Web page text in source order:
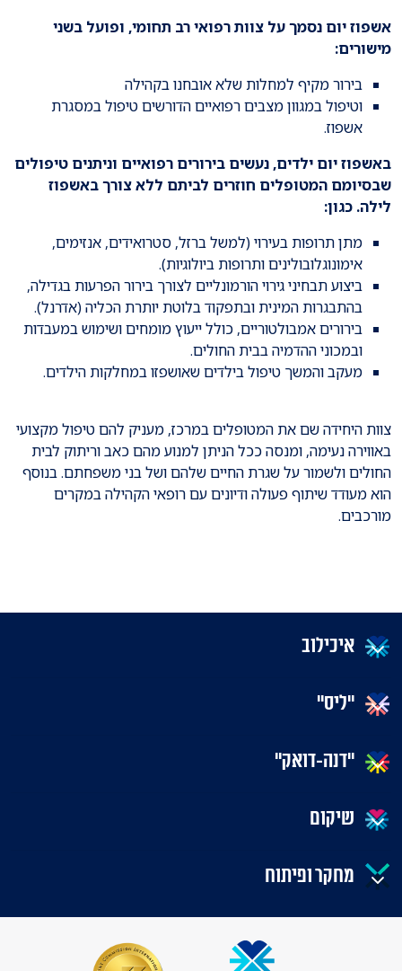
אשפוז יום נסמך על צוות רפואי רב תחומי, ופועל בשני
מישורים:
בירור מקיף למחלות שלא אובחנו בקהילה
וטיפול במגוון מצבים רפואיים הדורשים טיפול במסגרת
אשפוז.
באשפוז יום ילדים, נעשים בירורים רפואיים וניתנים טיפולים
שבסיומם המטופלים חוזרים לביתם ללא צורך באשפוז
לילה. כגון:
מתן תרופות בעירוי (למשל ברזל, סטרואידים, אנזימים,
אימונוגלובולינים ותרופות ביולוגיות).
ביצוע תבחיני גירוי הורמונליים לצורך בירור הפרעות בגדילה,
בהתבגרות המינית ובתפקוד בלוטת יותרת הכליה (אדרנל).
בירורים אמבולטוריים, כולל ייעוץ מומחים ושימוש במעבדות
ובמכוני ההדמיה בבית החולים.
מעקב והמשך טיפול בילדים שאושפזו במחלקות הילדים.
צוות היחידה שם את המטופלים במרכז, מעניק להם טיפול מקצועי
באווירה נעימה, ומנסה ככל הניתן למנוע מהם כאב וריתוק לבית
החולים ולשמור על שגרת החיים שלהם ושל בני משפחתם. בנוסף
הוא מעודד שיתוף פעולה ודיונים עם רופאי הקהילה במקרים
מורכבים.
איכילוב
"ליס"
"דנה-דואק"
שיקום
מחקר ופיתוח